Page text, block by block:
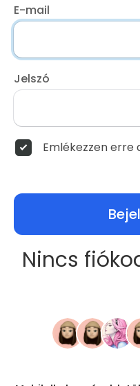
E-mail
Jelszó
Emlékezzen erre
Nincs